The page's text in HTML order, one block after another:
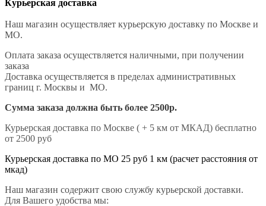
Курьерская доставка
Наш магазин осуществляет курьерскую доставку по Москве и
МО.
Оплата заказа осуществляется наличными, при получении
заказа
Доставка осуществляется в пределах административных
границ г. Москвы и МО.
Сумма заказа должна быть более 2500р.
Курьерская доставка по Москве ( + 5 км от МКАД) бесплатно
от 2500 руб
Курьерская доставка по МО 25 руб 1 км (расчет расстояния от
мкад)
Наш магазин содержит свою службу курьерской доставки.
Для Вашего удобства мы: